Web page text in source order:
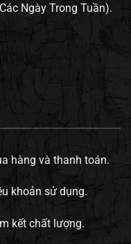
Ngày Trong Tuần).
hàng và thanh toán.
khoản sử dụng.
kết chất lượng.